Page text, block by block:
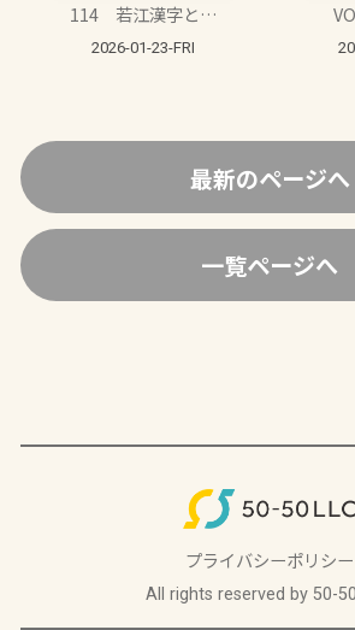
114 若江漢字と…
2026-01-23-FRI
最新のページへ
一覧ページへ
プライバシーポリシー
All rights reserved by 50-